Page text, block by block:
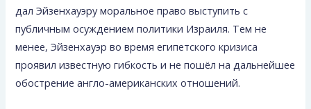
дал Эйзенхауэру моральное право выступить с
публичным осуждением политики Израиля. Тем не
менее, Эйзенхауэр во время египетского кризиса
проявил известную гибкость и не пошёл на дальнейшее
обострение англо-американских отношений.